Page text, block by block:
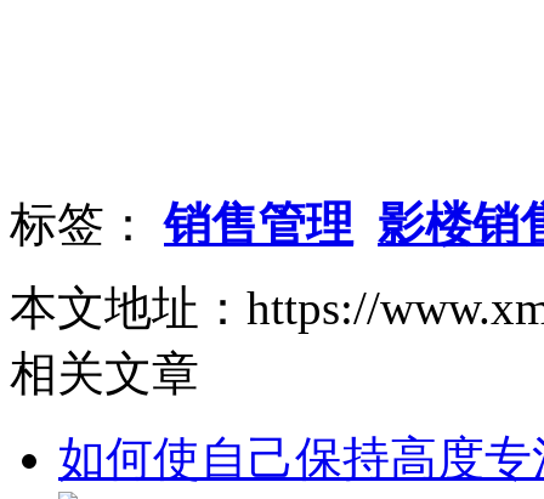
标签：销售管理 影楼销
本文地址：https://
相关文章
如何使自己保持高度